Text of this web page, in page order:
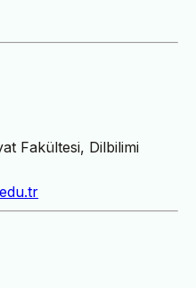
Fakültesi, Dilbilimi